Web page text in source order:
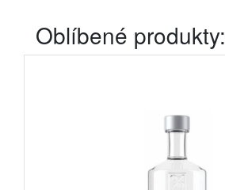
Oblíbené produkty: